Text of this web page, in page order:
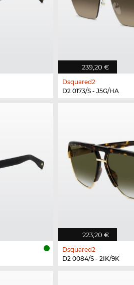
239,20 €
Dsquared2
D2 0173/S - J5G/HA
223,20 €
Dsquared2
D2 0084/S - 2IK/9K